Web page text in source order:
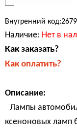
Внутренний
Наличие: Нет в
Как заказать?
Как оплатить?
Описание:
Лампы
ксеноновых ламп